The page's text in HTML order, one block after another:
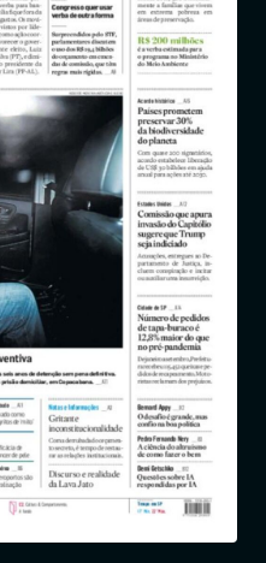
Jornais
Notícias
Entrar